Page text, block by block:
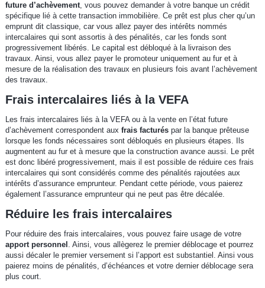
future d’achèvement, vous pouvez demander à votre banque un crédit
spécifique lié à cette transaction immobilière. Ce prêt est plus cher qu’un
emprunt dit classique, car vous allez payer des intérêts nommés
intercalaires qui sont assortis à des pénalités, car les fonds sont
progressivement libérés. Le capital est débloqué à la livraison des
travaux. Ainsi, vous allez payer le promoteur uniquement au fur et à
mesure de la réalisation des travaux en plusieurs fois avant l’achèvement
des travaux.
Frais intercalaires liés à la VEFA
Les frais intercalaires liés à la VEFA ou à la vente en l’état future
d’achèvement correspondent aux frais facturéspar la banque prêteuse
lorsque les fonds nécessaires sont débloqués en plusieurs étapes. Ils
augmentent au fur et à mesure que la construction avance aussi. Le prêt
est donc libéré progressivement, mais il est possible de réduire ces frais
intercalaires qui sont considérés comme des pénalités rajoutées aux
intérêts d’assurance emprunteur. Pendant cette période, vous paierez
également l’assurance emprunteur qui ne peut pas être décalée.
Réduire les frais intercalaires
Pour réduire des frais intercalaires, vous pouvez faire usage de votre
apport personnel . Ainsi, vous allègerez le premier déblocage et pourrez
aussi décaler le premier versement si l’apport est substantiel. Ainsi vous
paierez moins de pénalités, d’échéances et votre dernier déblocage sera
plus court.